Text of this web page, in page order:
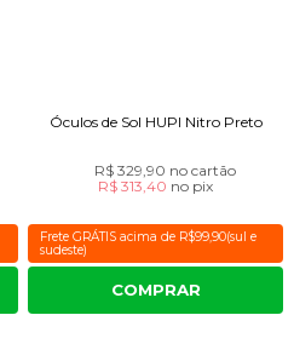
Óculos de Sol HUPI Nitro Preto
R$ 329,90 no cartão
R$ 313,40 no pix
Frete GRÁTIS acima de R$99,90(sul e
sudeste)
COMPRAR